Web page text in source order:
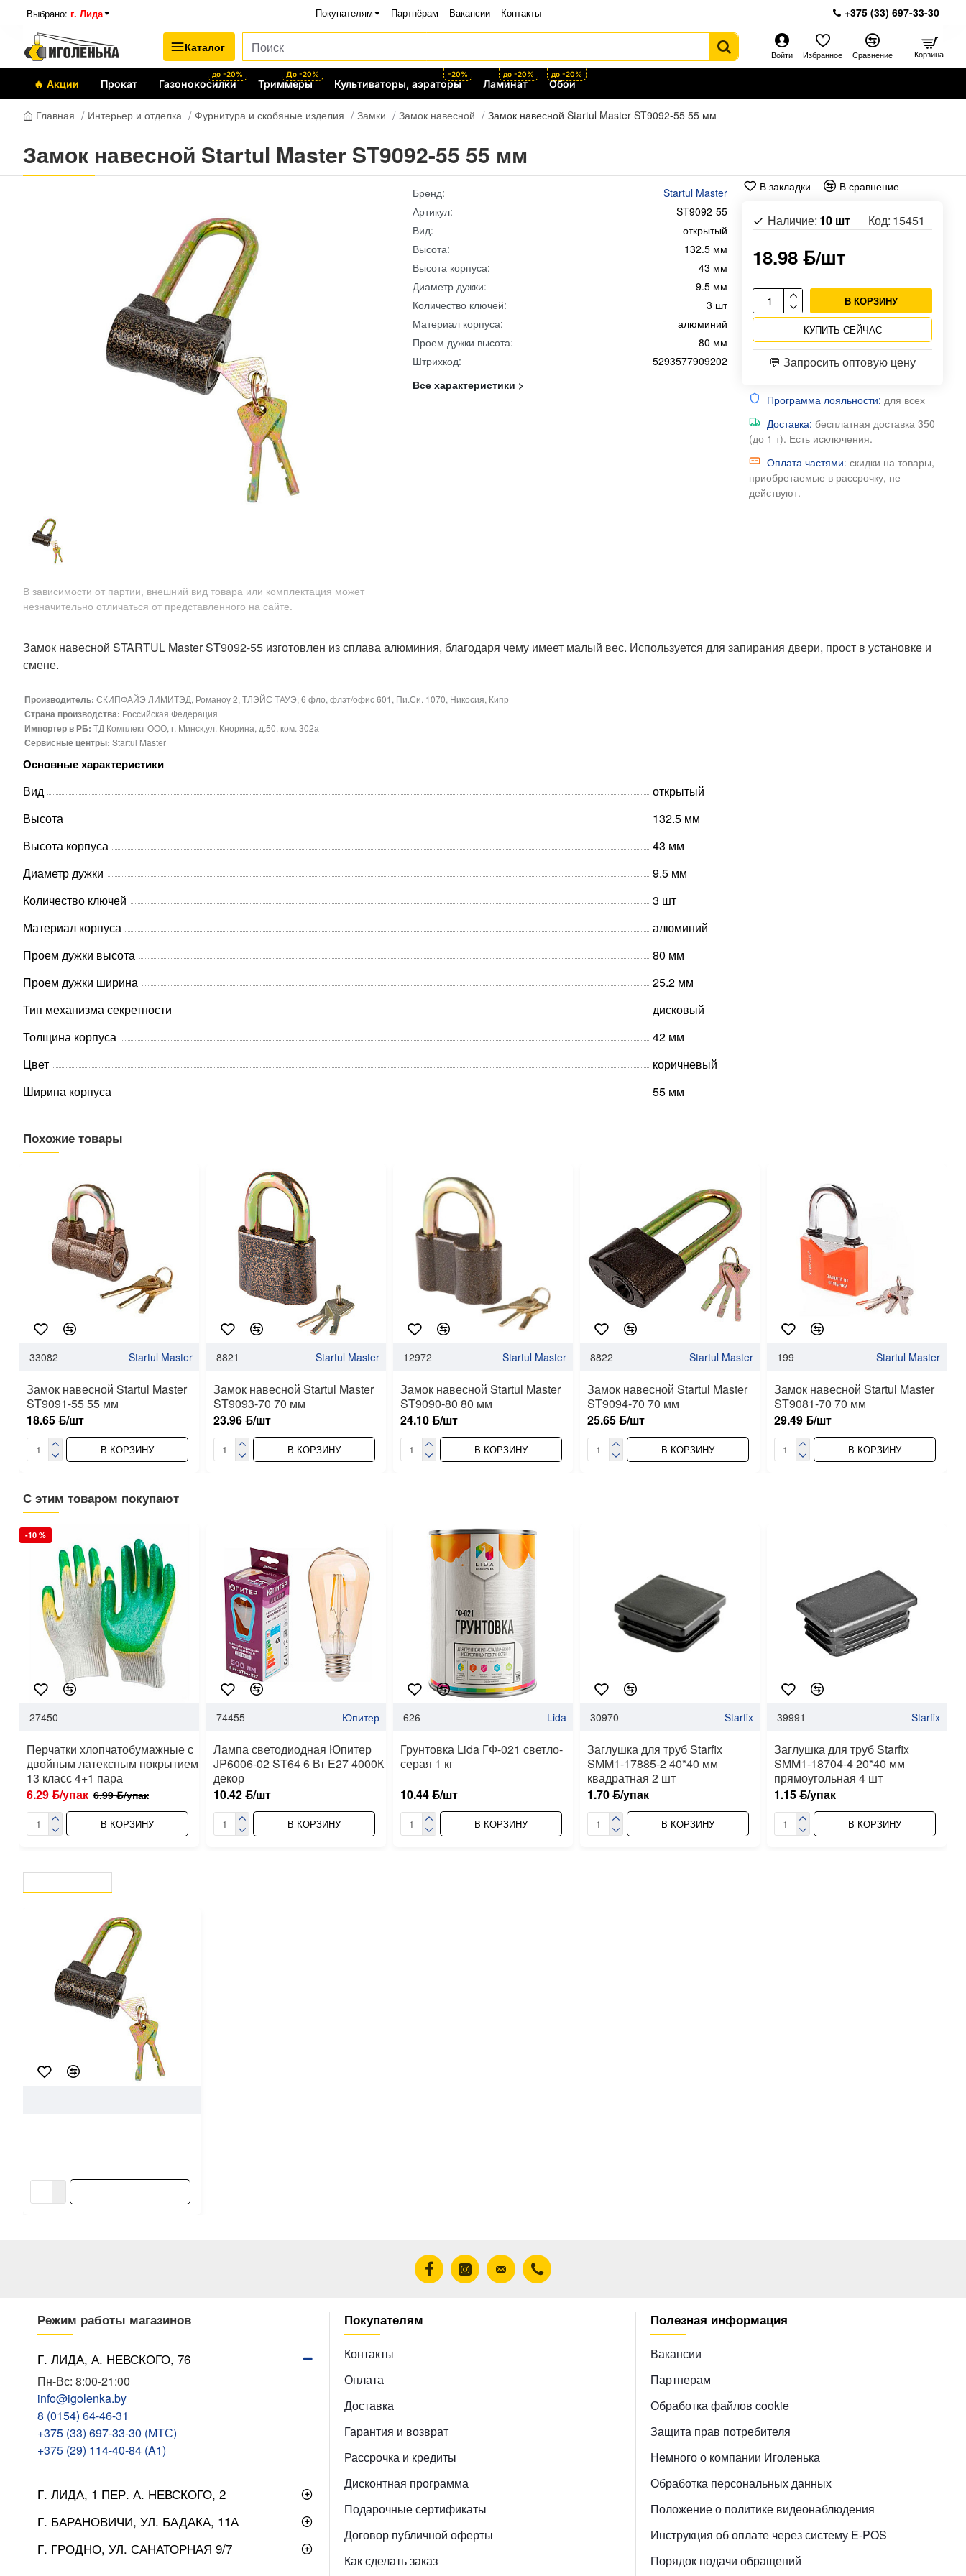
Выбрано: г. Лида Покупателям Партнёрам Вакансии Контакты +375 (33) 697-33-30
Каталог
Войти Избранное Сравнение Корзина
🔥 Акции Прокат Газонокосилки
до -20%
Триммеры
До -20%
Культиваторы, аэраторы
-20%
Ламинат
до -20%
Обои
до -20%
Главная Интерьер и отделка Фурнитура и скобяные изделия Замки Замок навесной Замок навесной Startul Master ST9092-55 55 мм
Замок навесной Startul Master ST9092-55 55 мм
В зависимости от партии, внешний вид товара или комплектация может
незначительно отличаться от представленного на сайте.
18.98 ƃ/шт
Наличие: 10 шт Код: 15451
В КОРЗИНУ
КУПИТЬ СЕЙЧАС
В закладки В сравнение
💬 Запросить оптовую цену
Программа лояльности: для всех
Доставка: бесплатная доставка 350
(до 1 т). Есть исключения.
Оплата частями: скидки на товары,
приобретаемые в рассрочку, не
действуют.
Бренд:
Startul Master
Артикул:
ST9092-55
Вид:
открытый
Высота:
132.5 мм
Высота корпуса:
43 мм
Диаметр дужки:
9.5 мм
Количество ключей:
3 шт
Материал корпуса:
алюминий
Проем дужки высота:
80 мм
Штрихкод:
5293577909202
Все характеристики >
Замок навесной STARTUL Master ST9092-55 изготовлен из сплава алюминия, благодаря чему имеет малый вес. Используется для запирания двери, прост в установке и
смене.
Производитель: СКИПФАЙЭ ЛИМИТЭД, Романоу 2, ТЛЭЙС ТАУЭ, 6 фло, флэт/офис 601, Пи.Си. 1070, Никосия, Кипр
Страна производства: Российская Федерация
Импортер в РБ: ТД Комплект ООО, г. Минск,ул. Кнорина, д.50, ком. 302а
Сервисные центры: Startul Master
Основные характеристики
Вид
открытый
Высота
132.5 мм
Высота корпуса
43 мм
Диаметр дужки
9.5 мм
Количество ключей
3 шт
Материал корпуса
алюминий
Проем дужки высота
80 мм
Проем дужки ширина
25.2 мм
Тип механизма секретности
дисковый
Толщина корпуса
42 мм
Цвет
коричневый
Ширина корпуса
55 мм
Похожие товары
33082 Startul Master
Замок навесной Startul Master
ST9091-55 55 мм
18.65 ƃ/шт
В КОРЗИНУ
8821 Startul Master
Замок навесной Startul Master
ST9093-70 70 мм
23.96 ƃ/шт
В КОРЗИНУ
12972 Startul Master
Замок навесной Startul Master
ST9090-80 80 мм
24.10 ƃ/шт
В КОРЗИНУ
8822 Startul Master
Замок навесной Startul Master
ST9094-70 70 мм
25.65 ƃ/шт
В КОРЗИНУ
199 Startul Master
Замок навесной Startul Master
ST9081-70 70 мм
29.49 ƃ/шт
В КОРЗИНУ
С этим товаром покупают
-10 %
27450
Перчатки хлопчатобумажные с
двойным латексным покрытием
13 класс 4+1 пара
6.29 ƃ/упак 6.99 ƃ/упак
В КОРЗИНУ
74455 Юпитер
Лампа светодиодная Юпитер
JP6006-02 ST64 6 Вт E27 4000К
декор
10.42 ƃ/шт
В КОРЗИНУ
626 Lida
Грунтовка Lida ГФ-021 светло-
серая 1 кг
10.44 ƃ/шт
В КОРЗИНУ
30970 Starfix
Заглушка для труб Starfix
SMM1-17885-2 40*40 мм
квадратная 2 шт
1.70 ƃ/упак
В КОРЗИНУ
39991 Starfix
Заглушка для труб Starfix
SMM1-18704-4 20*40 мм
прямоугольная 4 шт
1.15 ƃ/упак
В КОРЗИНУ
Режим работы магазинов
Г. ЛИДА, А. НЕВСКОГО, 76
Пн-Вс: 8:00-21:00
info@igolenka.by
8 (0154) 64-46-31
+375 (33) 697-33-30 (MТС)
+375 (29) 114-40-84 (A1)
Г. ЛИДА, 1 ПЕР. А. НЕВСКОГО, 2
Г. БАРАНОВИЧИ, УЛ. БАДАКА, 11А
Г. ГРОДНО, УЛ. САНАТОРНАЯ 9/7
Покупателям
Контакты
Оплата
Доставка
Гарантия и возврат
Рассрочка и кредиты
Дисконтная программа
Подарочные сертификаты
Договор публичной оферты
Как сделать заказ
Полезная информация
Вакансии
Партнерам
Обработка файлов cookie
Защита прав потребителя
Немного о компании Иголенька
Обработка персональных данных
Положение о политике видеонаблюдения
Инструкция об оплате через систему E-POS
Порядок подачи обращений